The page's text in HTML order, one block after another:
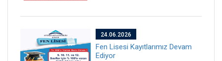
24.06.2026
Fen Lisesi Kayıtlarımız Devam
Ediyor